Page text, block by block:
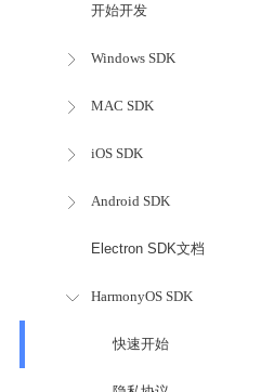
开始开发
Windows SDK
MAC SDK
iOS SDK
Android SDK
Electron SDK文档
HarmonyOS SDK
快速开始